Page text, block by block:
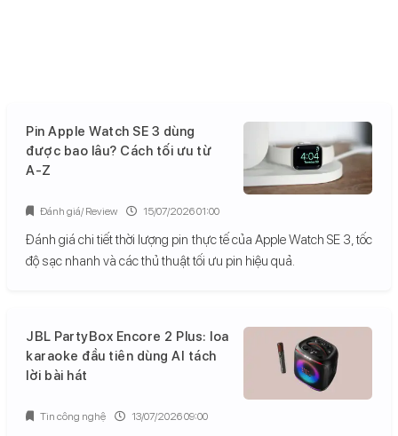
Pin Apple Watch SE 3 dùng
được bao lâu? Cách tối ưu từ
A-Z
Đánh giá chi tiết thời lượng pin thực tế của Apple Watch SE 3, tốc
độ sạc nhanh và các thủ thuật tối ưu pin hiệu quả.
Đánh giá/ Review 15/07/2026 01:00
JBL PartyBox Encore 2 Plus: loa
karaoke đầu tiên dùng AI tách
lời bài hát
Tin công nghệ 13/07/2026 09:00